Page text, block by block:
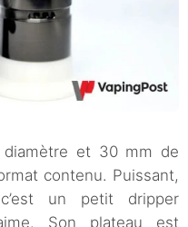
et 30 mm de
contenu. Puissant,
un petit dripper
Son plateau est